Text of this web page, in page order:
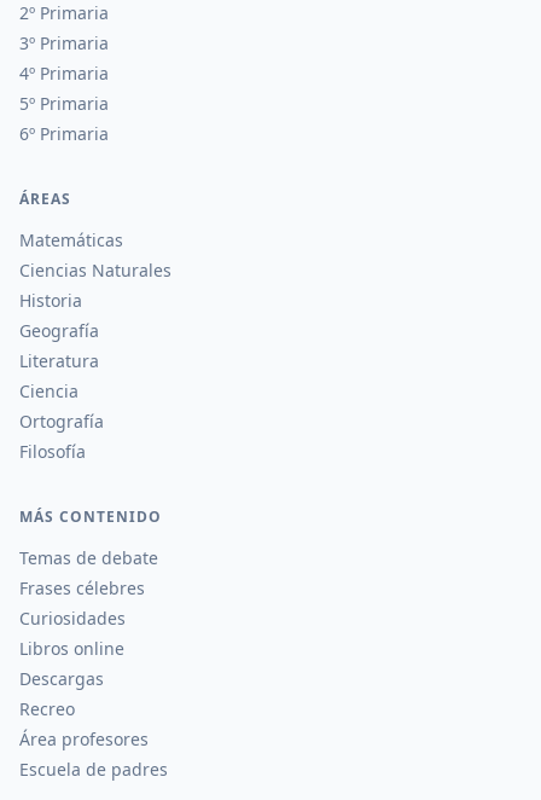
2º Primaria
3º Primaria
4º Primaria
5º Primaria
6º Primaria
ÁREAS
Matemáticas
Ciencias Naturales
Historia
Geografía
Literatura
Ciencia
Ortografía
Filosofía
MÁS CONTENIDO
Temas de debate
Frases célebres
Curiosidades
Libros online
Descargas
Recreo
Área profesores
Escuela de padres